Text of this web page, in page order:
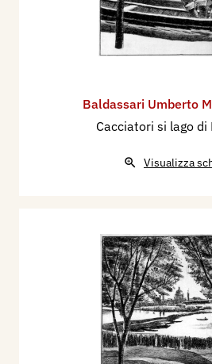
Baldassari Umberto
Cacciatori si lago di
Visualizza